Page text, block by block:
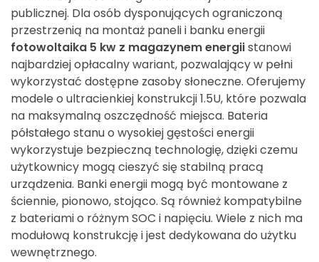
publicznej. Dla osób dysponujących ograniczoną
przestrzenią na montaż paneli i banku energii
fotowoltaika 5 kw z magazynem energiistanowi
najbardziej opłacalny wariant, pozwalający w pełni
wykorzystać dostępne zasoby słoneczne. Oferujemy
modele o ultracienkiej konstrukcji 1.5U, które pozwala
na maksymalną oszczędność miejsca. Bateria
półstałego stanu o wysokiej gęstości energii
wykorzystuje bezpieczną technologię, dzięki czemu
użytkownicy mogą cieszyć się stabilną pracą
urządzenia. Banki energii mogą być montowane z
ściennie, pionowo, stojąco. Są również kompatybilne
z bateriami o różnym SOC i napięciu. Wiele z nich ma
modułową konstrukcję i jest dedykowana do użytku
wewnętrznego.